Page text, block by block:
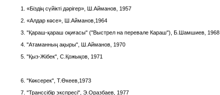
1. «Біздің сүйікті дәрігер», Ш.Айманов, 1957
2. «Алдар көсе», Ш.Айманов,1964
3. "Қараш-қараш оқиғасы" ("Выстрел на перевале Караш"), Б.Шамшиев, 1968
4. "Атаманның ақыры", Ш.Айманов, 1970
5. "Қыз-Жібек", С.Қожықов, 1971
6. "Көксерек", Т.Өкеев,1973
7. "Транссібір экспресі", Э.Оразбаев, 1977